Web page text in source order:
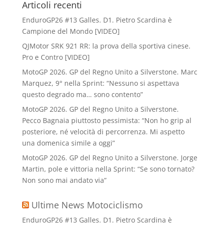
Articoli recenti
EnduroGP26 #13 Galles. D1. Pietro Scardina è
Campione del Mondo [VIDEO]
QJMotor SRK 921 RR: la prova della sportiva cinese.
Pro e Contro [VIDEO]
MotoGP 2026. GP del Regno Unito a Silverstone. Marc
Marquez, 9° nella Sprint: “Nessuno si aspettava
questo degrado ma… sono contento”
MotoGP 2026. GP del Regno Unito a Silverstone.
Pecco Bagnaia piuttosto pessimista: “Non ho grip al
posteriore, né velocità di percorrenza. Mi aspetto
una domenica simile a oggi”
MotoGP 2026. GP del Regno Unito a Silverstone. Jorge
Martin, pole e vittoria nella Sprint: “Se sono tornato?
Non sono mai andato via”
Ultime News Motociclismo
EnduroGP26 #13 Galles. D1. Pietro Scardina è